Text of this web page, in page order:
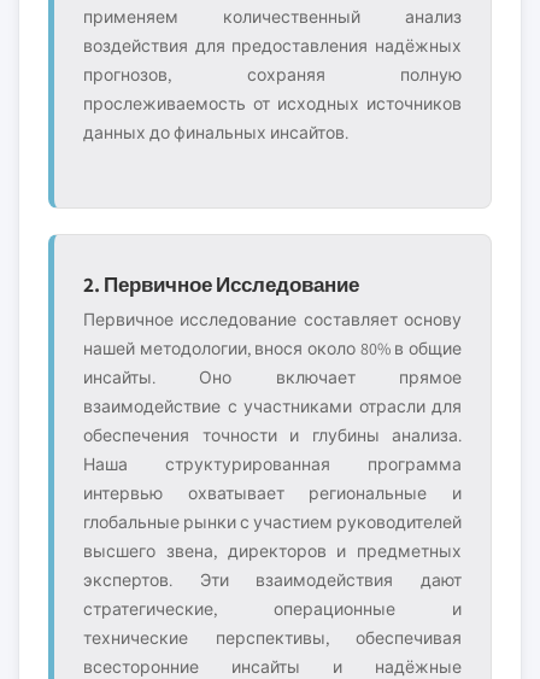
применяем количественный анализ
воздействия для предоставления надёжных
прогнозов, сохраняя полную
прослеживаемость от исходных источников
данных до финальных инсайтов.
2. Первичное Исследование
Первичное исследование составляет основу
нашей методологии, внося около 80% в общие
инсайты. Оно включает прямое
взаимодействие с участниками отрасли для
обеспечения точности и глубины анализа.
Наша структурированная программа
интервью охватывает региональные и
глобальные рынки с участием руководителей
высшего звена, директоров и предметных
экспертов. Эти взаимодействия дают
стратегические, операционные и
технические перспективы, обеспечивая
всесторонние инсайты и надёжные